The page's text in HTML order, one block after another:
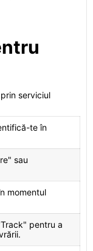
serviciul
te în
sau
momentul
pentru a